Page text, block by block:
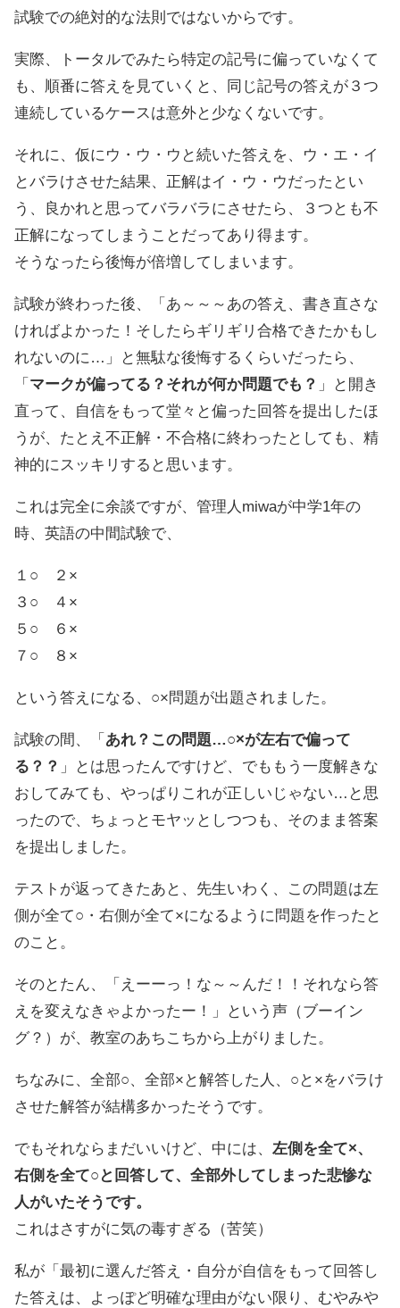
試験での絶対的な法則ではないからです。
実際、トータルでみたら特定の記号に偏っていなくて
も、順番に答えを見ていくと、同じ記号の答えが３つ
連続しているケースは意外と少なくないです。
それに、仮にウ・ウ・ウと続いた答えを、ウ・エ・イ
とバラけさせた結果、正解はイ・ウ・ウだったとい
う、良かれと思ってバラバラにさせたら、３つとも不
正解になってしまうことだってあり得ます。
そうなったら後悔が倍増してしまいます。
試験が終わった後、「あ～～～あの答え、書き直さな
ければよかった！そしたらギリギリ合格できたかもし
れないのに…」と無駄な後悔するくらいだったら、
「 マークが偏ってる？それが何か問題でも？ 」と開き
直って、自信をもって堂々と偏った回答を提出したほ
うが、たとえ不正解・不合格に終わったとしても、精
神的にスッキリすると思います。
これは完全に余談ですが、管理人miwaが中学1年の
時、英語の中間試験で、
１○ ２×
３○ ４×
５○ ６×
７○ ８×
という答えになる、○×問題が出題されました。
試験の間、「 あれ？この問題…○×が左右で偏って
る？？ 」とは思ったんですけど、でももう一度解きな
おしてみても、やっぱりこれが正しいじゃない…と思
ったので、ちょっとモヤッとしつつも、そのまま答案
を提出しました。
テストが返ってきたあと、先生いわく、この問題は左
側が全て○・右側が全て×になるように問題を作ったと
のこと。
そのとたん、「えーーっ！な～～んだ！！それなら答
えを変えなきゃよかったー！」という声（ブーイン
グ？）が、教室のあちこちから上がりました。
ちなみに、全部○、全部×と解答した人、○と×をバラけ
させた解答が結構多かったそうです。
でもそれならまだいいけど、中には、 左側を全て×、
右側を全て○と回答して、全部外してしまった悲惨な
人がいたそうです。
これはさすがに気の毒すぎる（苦笑）
私が「最初に選んだ答え・自分が自信をもって回答し
た答えは、よっぽど明確な理由がない限り、むやみや